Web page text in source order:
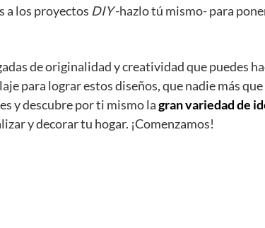
a los proyectos DIY-hazlo tú mismo- para
de originalidad y creatividad que puedes
para lograr estos diseños, que nadie más
y descubre por ti mismo lagran variedad de
y decorar tu hogar. ¡Comenzamos!